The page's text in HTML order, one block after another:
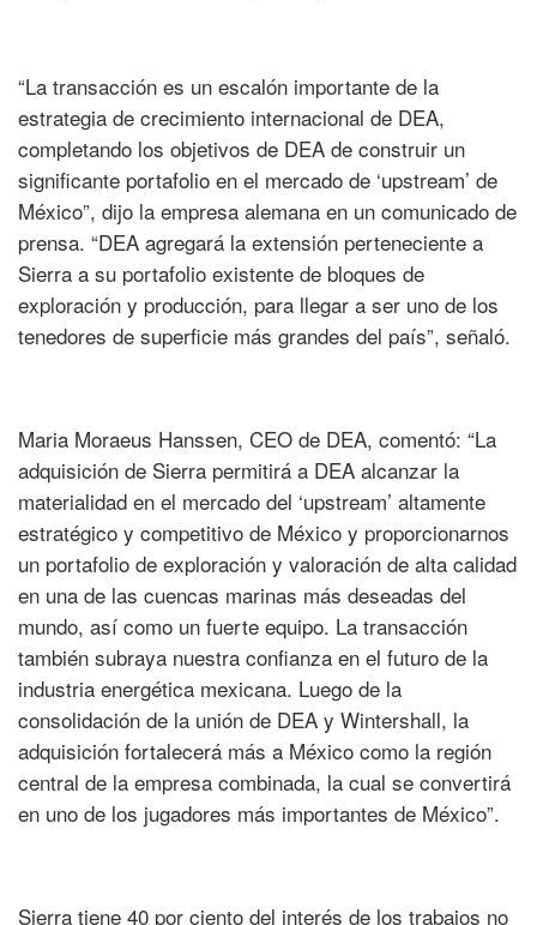
“La transacción es un escalón importante de la
estrategia de crecimiento internacional de DEA,
completando los objetivos de DEA de construir un
significante portafolio en el mercado de ‘upstream’ de
México”, dijo la empresa alemana en un comunicado de
prensa. “DEA agregará la extensión perteneciente a
Sierra a su portafolio existente de bloques de
exploración y producción, para llegar a ser uno de los
tenedores de superficie más grandes del país”, señaló.
Maria Moraeus Hanssen, CEO de DEA, comentó: “La
adquisición de Sierra permitirá a DEA alcanzar la
materialidad en el mercado del ‘upstream’ altamente
estratégico y competitivo de México y proporcionarnos
un portafolio de exploración y valoración de alta calidad
en una de las cuencas marinas más deseadas del
mundo, así como un fuerte equipo. La transacción
también subraya nuestra confianza en el futuro de la
industria energética mexicana. Luego de la
consolidación de la unión de DEA y Wintershall, la
adquisición fortalecerá más a México como la región
central de la empresa combinada, la cual se convertirá
en uno de los jugadores más importantes de México”.
Sierra tiene 40 por ciento del interés de los trabajos no